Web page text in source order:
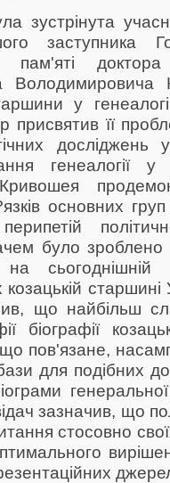
зустрінута
заступника
пам'яті
у
присвятив її
генеалогії у
основних
було
на сьогоднішній
старшині
що найбільш
біографії
пов'язане,
для подібних
зазначив, що
стосовно